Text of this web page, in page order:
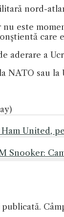
nord-
nu este
aderare a
NATO sau
United,
Snooker: